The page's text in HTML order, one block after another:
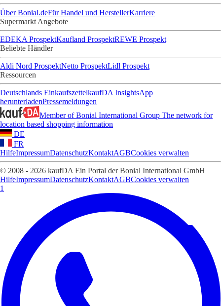
Über Bonial.deFür Handel und HerstellerKarriere
Supermarkt Angebote
EDEKA ProspektKaufland ProspektREWE Prospekt
Beliebte Händler
Aldi Nord ProspektNetto ProspektLidl Prospekt
Ressourcen
Deutschlands EinkaufszettelkaufDA InsightsApp
herunterladenPressemeldungen
Member of Bonial International Group The network for
location based shopping information
DE
FR
HilfeImpressumDatenschutzKontaktAGBCookies verwalten
© 2008 - 2026 kaufDA Ein Portal der Bonial International GmbH
HilfeImpressumDatenschutzKontaktAGBCookies verwalten
1